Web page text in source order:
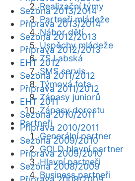
Realizační týmy
Partneři mládeže
Nábor dětí
Úspěchy mládeže
ZŠ Labská
SMS servis
Týmová fota
Zápasy juniorů
Zápasy dorostu
Partneři
Generální partner
GOLD hlavní partner
Hlavní partneři
Business partneři
Sezóna 2013/2014
Příprava 2013/2014
Sezóna 2012/2013
Příprava 2012/2013
EHT 2012
Sezóna 2011/2012
Příprava 2011/2012
EHT 2011
Sezóna 2010/2011
Příprava 2010/2011
Sezóna 2009/2010
Příprava 2009/2010
Sezóna 2008/2009